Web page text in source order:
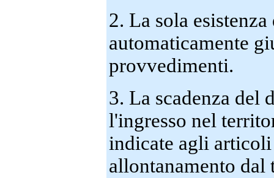
2. La sola
automaticamente
provvedimenti.
3. La scadenza del
l'ingresso nel
indicate agli
allontanamento